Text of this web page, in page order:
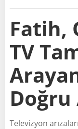
Fatih,
TV
Doğru
Televizyon